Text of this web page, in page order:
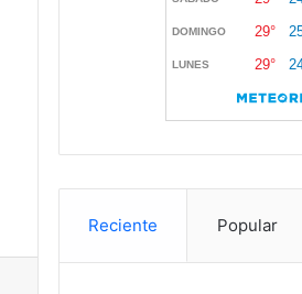
Reciente Popular